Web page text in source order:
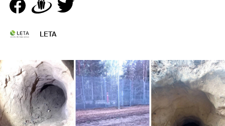
LETA